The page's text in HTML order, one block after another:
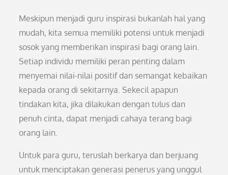
Meskipun menjadi guru inspirasi bukanlah hal yang
mudah, kita semua memiliki potensi untuk menjadi
sosok yang memberikan inspirasi bagi orang lain.
Setiap individu memiliki peran penting dalam
menyemai nilai-nilai positif dan semangat kebaikan
kepada orang di sekitarnya. Sekecil apapun
tindakan kita, jika dilakukan dengan tulus dan
penuh cinta, dapat menjadi cahaya terang bagi
orang lain.
Untuk para guru, teruslah berkarya dan berjuang
untuk menciptakan generasi penerus yang unggul